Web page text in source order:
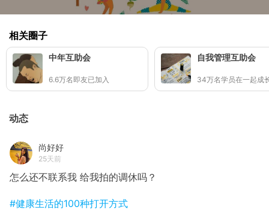
相关圈子
中年互助会
6.6万名即友已加入
自我管理互助会
34万名学员在一起成
动态
尚好好
25天前
怎么还不联系我 给我拍的调休吗？
#健康生活的100种打开方式